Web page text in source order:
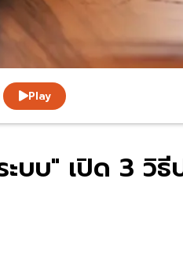
Play
บบ" เปิด 3 วิธี